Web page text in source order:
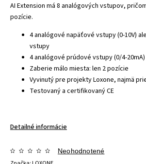
AI Extension má 8 analógových vstupov,
pozície.
4 analógové napäťové vstupy (0-10V)
vstupy
4 analógové prúdové vstupy (0/4-20mA)
Zaberie málo miesta: len 2 pozície
Vyvinutý pre projekty Loxone, najmä
Testovaný a certifikovaný CE
Detailné informácie
Neohodnotené